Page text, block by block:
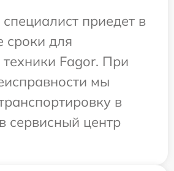
приедет в
сроки для
техники Fagor. При
мы
в
сервисный центр